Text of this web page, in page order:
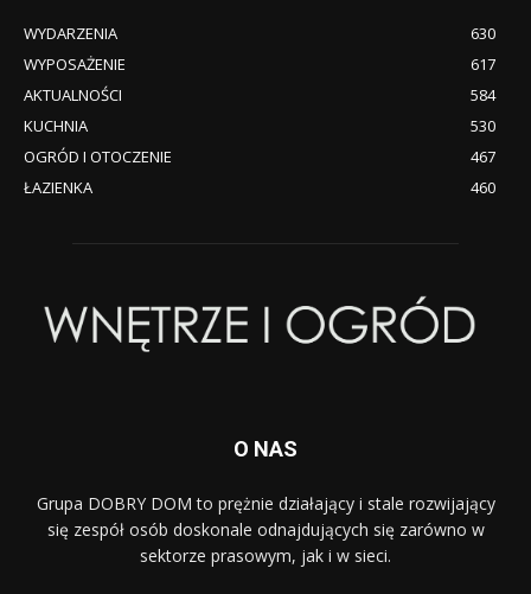
WYDARZENIA
630
WYPOSAŻENIE
617
AKTUALNOŚCI
584
KUCHNIA
530
OGRÓD I OTOCZENIE
467
ŁAZIENKA
460
O NAS
Grupa DOBRY DOM to prężnie działający i stale rozwijający
się zespół osób doskonale odnajdujących się zarówno w
sektorze prasowym, jak i w sieci.